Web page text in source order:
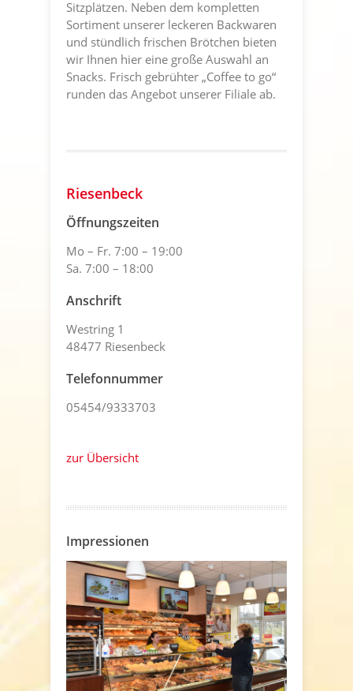
Sitzplätzen. Neben dem kompletten
Sortiment unserer leckeren Backwaren
und stündlich frischen Brötchen bieten
wir Ihnen hier eine große Auswahl an
Snacks. Frisch gebrühter „Coffee to go“
runden das Angebot unserer Filiale ab.
Riesenbeck
Öffnungszeiten
Mo – Fr. 7:00 – 19:00
Sa. 7:00 – 18:00
Anschrift
Westring 1
48477 Riesenbeck
Telefonnummer
05454/9333703
zur Übersicht
Impressionen